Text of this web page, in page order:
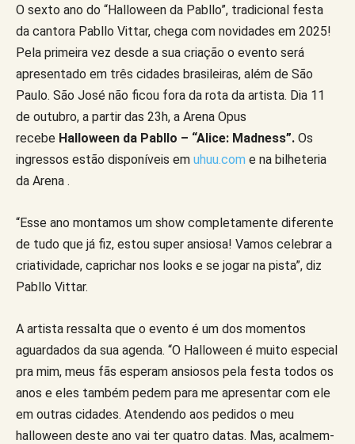
O sexto ano do “Halloween da Pabllo”, tradicional festa
da cantora Pabllo Vittar, chega com novidades em 2025!
Pela primeira vez desde a sua criação o evento será
apresentado em três cidades brasileiras, além de São
Paulo. São José não ficou fora da rota da artista. Dia 11
de outubro, a partir das 23h, a Arena Opus
recebe Halloween da Pabllo – “Alice: Madness”. Os
ingressos estão disponíveis em uhuu.com e na bilheteria
da Arena .
“Esse ano montamos um show completamente diferente
de tudo que já fiz, estou super ansiosa! Vamos celebrar a
criatividade, caprichar nos looks e se jogar na pista”, diz
Pabllo Vittar.
A artista ressalta que o evento é um dos momentos
aguardados da sua agenda. “O Halloween é muito especial
pra mim, meus fãs esperam ansiosos pela festa todos os
anos e eles também pedem para me apresentar com ele
em outras cidades. Atendendo aos pedidos o meu
halloween deste ano vai ter quatro datas. Mas, acalmem-